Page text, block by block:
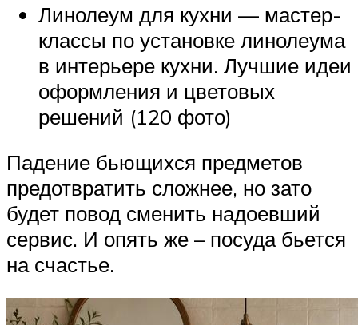
Линолеум для кухни — мастер-
классы по установке линолеума
в интерьере кухни. Лучшие идеи
оформления и цветовых
решений (120 фото)
Падение бьющихся предметов
предотвратить сложнее, но зато
будет повод сменить надоевший
сервис. И опять же – посуда бьется
на счастье.